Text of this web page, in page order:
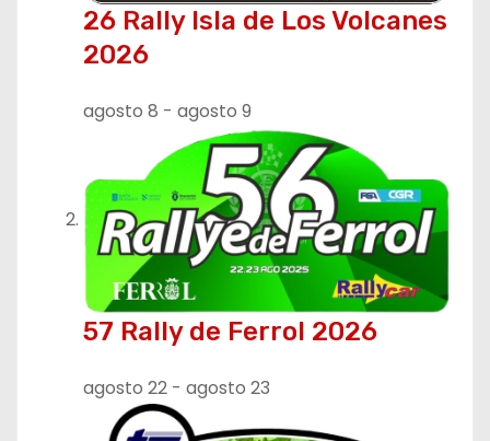
26 Rally Isla de Los Volcanes
2026
agosto 8 - agosto 9
57 Rally de Ferrol 2026
agosto 22 - agosto 23